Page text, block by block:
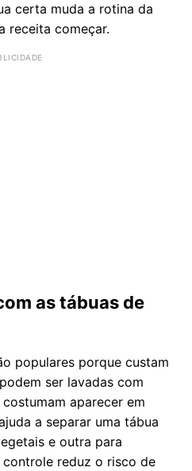
certa muda a rotina da
receita começar.
as tábuas de
populares porque custam
ser lavadas com
aparecer em
a separar uma tábua
e outra para
reduz o risco de